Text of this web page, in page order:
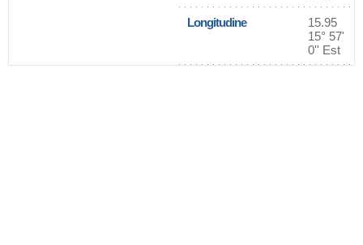
Longitudine
15.95
15° 57'
0'' Est